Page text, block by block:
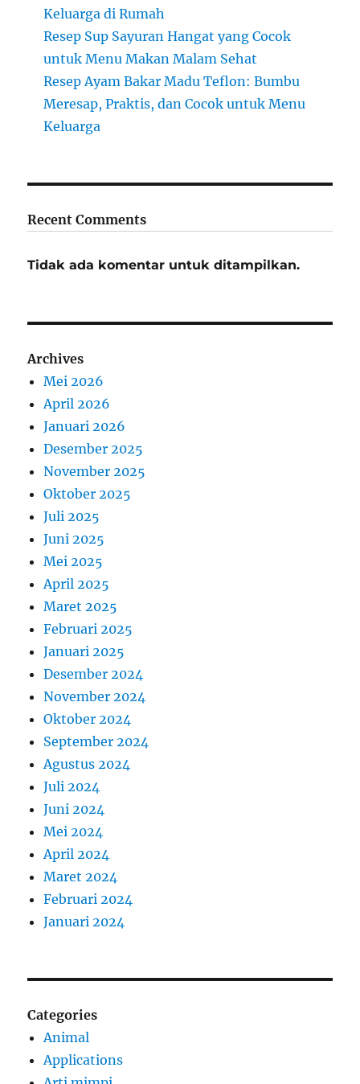
Keluarga di Rumah
Resep Sup Sayuran Hangat yang Cocok
untuk Menu Makan Malam Sehat
Resep Ayam Bakar Madu Teflon: Bumbu
Meresap, Praktis, dan Cocok untuk Menu
Keluarga
Recent Comments
Tidak ada komentar untuk ditampilkan.
Archives
Mei 2026
April 2026
Januari 2026
Desember 2025
November 2025
Oktober 2025
Juli 2025
Juni 2025
Mei 2025
April 2025
Maret 2025
Februari 2025
Januari 2025
Desember 2024
November 2024
Oktober 2024
September 2024
Agustus 2024
Juli 2024
Juni 2024
Mei 2024
April 2024
Maret 2024
Februari 2024
Januari 2024
Categories
Animal
Applications